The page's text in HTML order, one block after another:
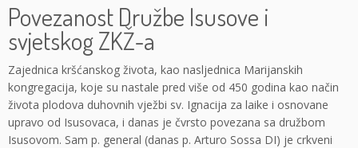
Povezanost Družbe Isusove i
svjetskog ZKŽ-a
Zajednica kršćanskog života, kao nasljednica Marijanskih
kongregacija, koje su nastale pred više od 450 godina kao način
života plodova duhovnih vježbi sv. Ignacija za laike i osnovane
upravo od Isusovaca, i danas je čvrsto povezana sa družbom
Isusovom. Sam p. general (danas p. Arturo Sossa DI) je crkveni